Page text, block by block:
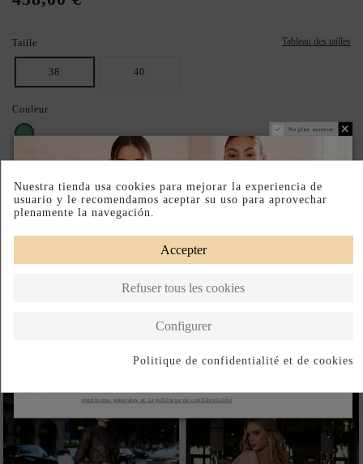
Taille Tableau des tailles
38 40
Couleur
Vert
PARFAIT !
Paiement échelonné Retours faciles
Produits de la même catégorie
Ne plus montrer.
conditions générales et la politique de confidentialité
Nuestra tienda usa cookies para mejorar la experiencia de
usuario y le recomendamos aceptar su uso para aprovechar
plenamente la navegación.
Accepter
Refuser tous les cookies
Configurer
Politique de confidentialité et de cookies